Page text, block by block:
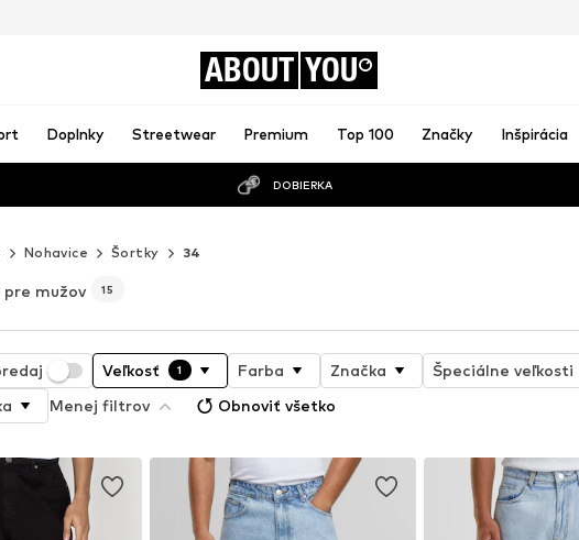
ABOUT YOU
Doplnky Streetwear Premium Top 100 Značky Inšpirácia
DOBIERKA
Nohavice Šortky 34
pre mužov 15
Veľkosť 1 Farba Značka Špeciálne veľkosti
Menej filtrov Obnoviť všetko